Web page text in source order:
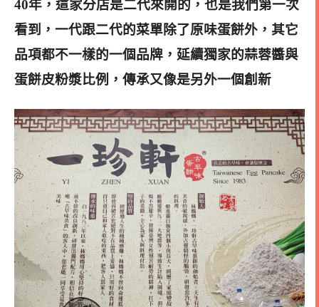
40年，這家分店是二代來開的， 也是我們第一次
看到，一代跟二代的菜單除了原味蛋餅外，其它
品項都不一樣的一個品牌，延續獨家的蒜蓉醬與
蛋餅皮粉漿比例，傳承又像是另外一個創新